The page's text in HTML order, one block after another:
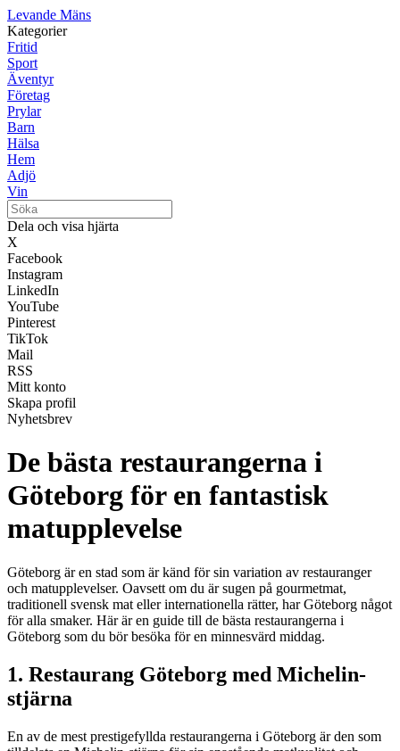
Levande Mäns
Kategorier
Fritid
Sport
Äventyr
Företag
Prylar
Barn
Hälsa
Hem
Adjö
Vin
Dela och visa hjärta
X
Facebook
Instagram
LinkedIn
YouTube
Pinterest
TikTok
Mail
RSS
Mitt konto
Skapa profil
Nyhetsbrev
De bästa restaurangerna i
Göteborg för en fantastisk
matupplevelse
Göteborg är en stad som är känd för sin variation av restauranger
och matupplevelser. Oavsett om du är sugen på gourmetmat,
traditionell svensk mat eller internationella rätter, har Göteborg något
för alla smaker. Här är en guide till de bästa restaurangerna i
Göteborg som du bör besöka för en minnesvärd middag.
1. Restaurang Göteborg med Michelin-
stjärna
En av de mest prestigefyllda restaurangerna i Göteborg är den som